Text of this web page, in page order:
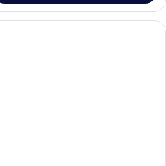
Ein modernes Hotelzimmer mit